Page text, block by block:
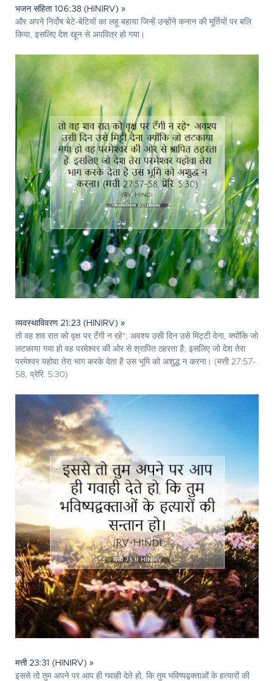
भजन संहिता 106:38 (HINIRV) »
और अपने निर्दोष बेटे-बेटियों का लहू बहाया जिन्हें उन्होंने कनान की मूर्तियों पर बलि
किया, इसलिए देश खून से अपवित्र हो गया।
व्यवस्थाविवरण 21:23 (HINIRV) »
तो वह शव रात को वृक्ष पर टँगी न रहे*, अवश्य उसी दिन उसे मिट्टी देना, क्योंकि जो
लटकाया गया हो वह परमेश्‍वर की ओर से श्रापित ठहरता है; इसलिए जो देश तेरा
परमेश्‍वर यहोवा तेरा भाग करके देता है उस भूमि को अशुद्ध न करना। (मत्ती 27:57-
58, प्रेरि. 5:30)
मत्ती 23:31 (HINIRV) »
इससे तो तुम अपने पर आप ही गवाही देते हो, कि तुम भविष्यद्वक्ताओं के हत्यारों की